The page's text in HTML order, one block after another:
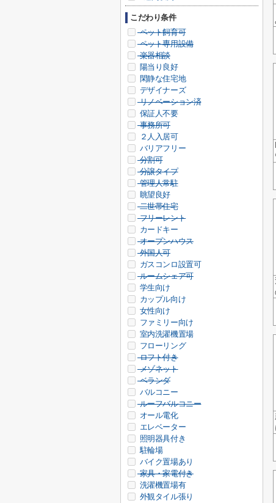
こだわり条件
ペット飼育可
ペット専用設備
楽器相談
陽当り良好
閑静な住宅地
デザイナーズ
リノベーション済
保証人不要
事務所可
２人入居可
バリアフリー
分割可
分譲タイプ
管理人常駐
眺望良好
二世帯住宅
フリーレント
カードキー
オープンハウス
外国人可
ガスコンロ設置可
ルームシェア可
学生向け
カップル向け
女性向け
ファミリー向け
室内洗濯機置場
フローリング
ロフト付き
メゾネット
ベランダ
バルコニー
ルーフバルコニー
オール電化
エレベーター
照明器具付き
駐輪場
バイク置場あり
家具・家電付き
洗濯機置場有
外観タイル張り